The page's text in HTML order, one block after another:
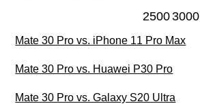
25003000
Mate 30 Pro vs. iPhone 11 Pro Max
Mate 30 Pro vs. Huawei P30 Pro
Mate 30 Pro vs. Galaxy S20 Ultra